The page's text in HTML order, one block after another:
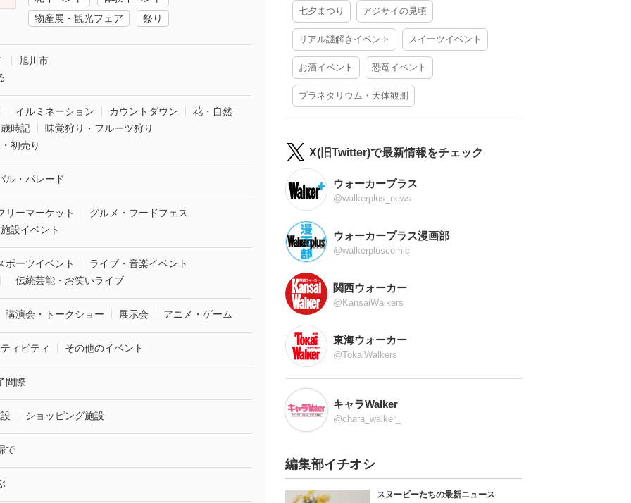
物産展・観光フェア
祭り
旭川市
イルミネーション カウントダウン
花・自然
時記
味覚狩り・フルーツ狩り
初売り
ル・パレード
リーマーケット
グルメ・フードフェス
設イベント
ポーツイベント
ライブ・音楽イベント
伝統芸能・お笑いライブ
講演会・トークショー 展示会 アニメ・ゲーム
ィビティ その他のイベント
間際
ショッピング施設
で
七夕まつり アジサイの見頃
リアル謎解きイベント スイーツイベント
お酒イベント 恐竜イベント
プラネタリウム・天体観測
X(旧Twitter)で最新情報をチェック
ウォーカープラス
@walkerplus_news
ウォーカープラス漫画部
@walkerpluscomic
関西ウォーカー
@KansaiWalkers
東海ウォーカー
@TokaiWalkers
キャラWalker
@chara_walker_
編集部イチオシ
スヌーピーたちの最新ニュース